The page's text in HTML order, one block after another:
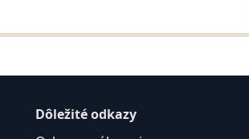
Dôležité odkazy